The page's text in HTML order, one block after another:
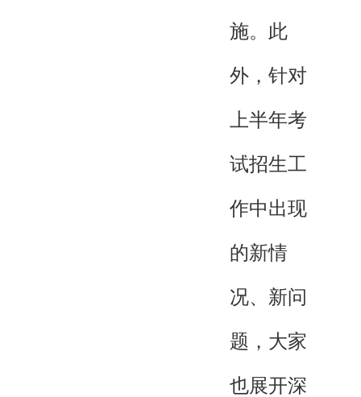
施。此
外，针对
上半年考
试招生工
作中出现
的新情
况、新问
题，大家
也展开深